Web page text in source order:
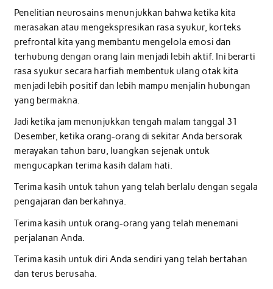
Penelitian neurosains menunjukkan bahwa ketika kita
merasakan atau mengekspresikan rasa syukur, korteks
prefrontal kita yang membantu mengelola emosi dan
terhubung dengan orang lain menjadi lebih aktif. Ini berarti
rasa syukur secara harfiah membentuk ulang otak kita
menjadi lebih positif dan lebih mampu menjalin hubungan
yang bermakna.
Jadi ketika jam menunjukkan tengah malam tanggal 31
Desember, ketika orang-orang di sekitar Anda bersorak
merayakan tahun baru, luangkan sejenak untuk
mengucapkan terima kasih dalam hati.
Terima kasih untuk tahun yang telah berlalu dengan segala
pengajaran dan berkahnya.
Terima kasih untuk orang-orang yang telah menemani
perjalanan Anda.
Terima kasih untuk diri Anda sendiri yang telah bertahan
dan terus berusaha.